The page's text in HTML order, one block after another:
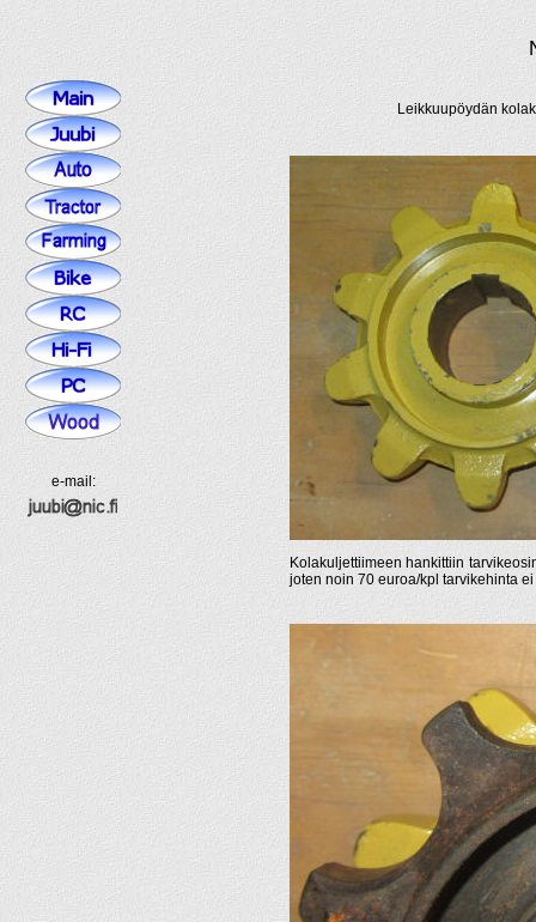
e-mail:
Leikkuupöydän
Kolakuljettiimeen hankittiin
joten noin 70 euroa/kpl tarvikehinta